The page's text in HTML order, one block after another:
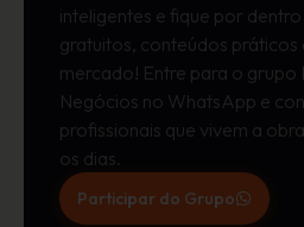
inteligentes e fique por
gratuitos, conteúdos práticos
mercado! Entre para o grupo
Negócios no WhatsApp e
profissionais que vivem a
os dias.
Participar do Grupo